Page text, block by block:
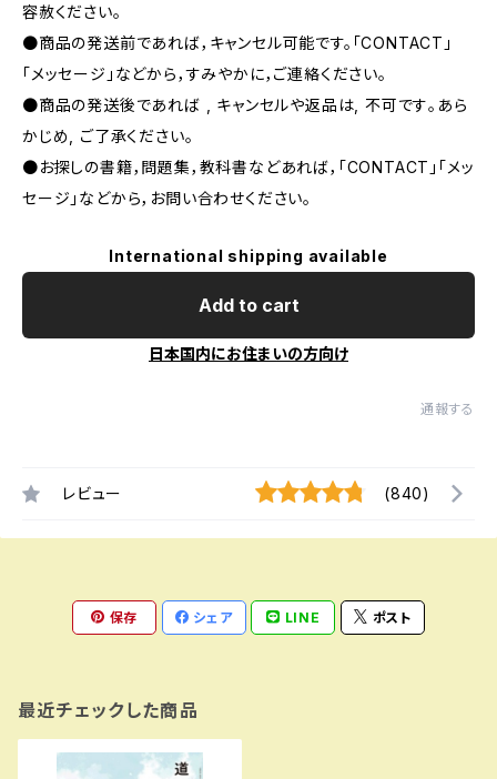
容赦ください。
●商品の発送前であれば，キャンセル可能です。「CONTACT」
「メッセージ」などから，すみやかに，ご連絡ください。
●商品の発送後であれば , キャンセルや返品は, 不可です｡あら
かじめ, ご了承ください｡
●お探しの書籍，問題集，教科書などあれば，「CONTACT」「メッ
セージ」などから，お問い合わせください。
International shipping available
Add to cart
日本国内にお住まいの方向け
通報する
レビュー (840)
保存 シェア LINE ポスト
最近チェックした商品